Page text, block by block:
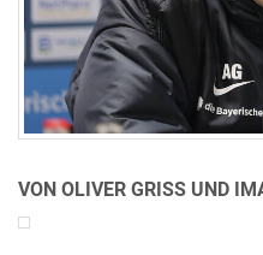
VON OLIVER GRISS UND